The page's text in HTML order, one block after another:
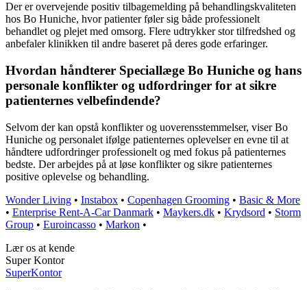
Der er overvejende positiv tilbagemelding på behandlingskvaliteten
hos Bo Huniche, hvor patienter føler sig både professionelt
behandlet og plejet med omsorg. Flere udtrykker stor tilfredshed og
anbefaler klinikken til andre baseret på deres gode erfaringer.
Hvordan håndterer Speciallæge Bo Huniche og hans
personale konflikter og udfordringer for at sikre
patienternes velbefindende?
Selvom der kan opstå konflikter og uoverensstemmelser, viser Bo
Huniche og personalet ifølge patienternes oplevelser en evne til at
håndtere udfordringer professionelt og med fokus på patienternes
bedste. Der arbejdes på at løse konflikter og sikre patienternes
positive oplevelse og behandling.
Wonder Living • Instabox • Copenhagen Grooming • Basic & More
• Enterprise Rent-A-Car Danmark • Maykers.dk • Krydsord • Storm
Group • Euroincasso • Markon •
Lær os at kende
Super Kontor
SuperKontor